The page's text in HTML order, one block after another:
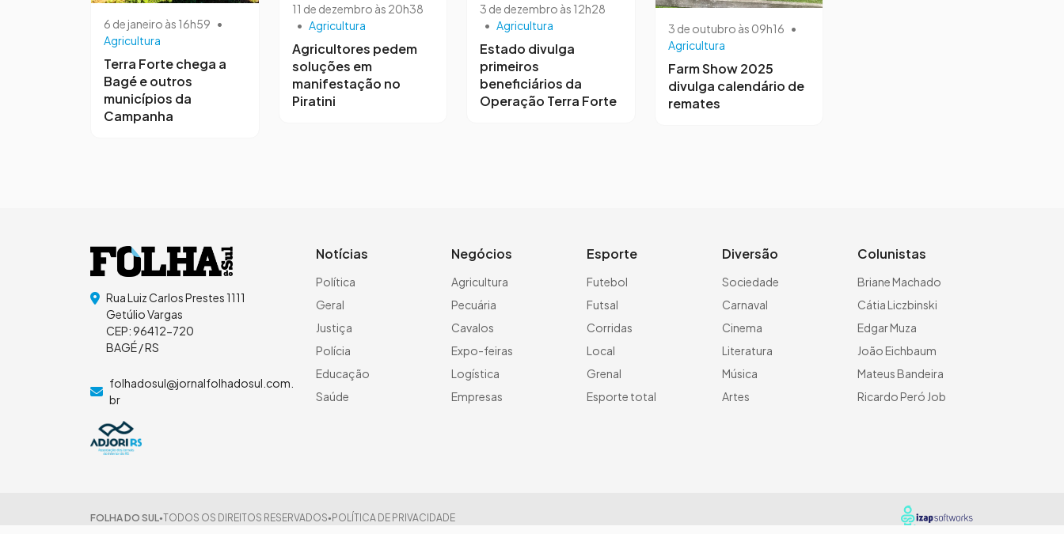
6 de janeiro às 16h59 •
Agricultura
Terra Forte chega a
Bagé e outros
municípios da
Campanha
11 de dezembro às 20h38
• Agricultura
Agricultores pedem
soluções em
manifestação no
Piratini
3 de dezembro às 12h28
• Agricultura
Estado divulga
primeiros
beneficiários da
Operação Terra Forte
3 de outubro às 09h16 •
Agricultura
Farm Show 2025
divulga calendário de
remates
Rua Luiz Carlos Prestes 1111
Getúlio Vargas
CEP: 96412-720
BAGÉ / RS
folhadosul@jornalfolhadosul.com.
br
Notícias
Política
Geral
Justiça
Polícia
Educação
Saúde
Negócios
Agricultura
Pecuária
Cavalos
Expo-feiras
Logística
Empresas
Esporte
Futebol
Futsal
Corridas
Local
Grenal
Esporte total
Diversão
Sociedade
Carnaval
Cinema
Literatura
Música
Artes
Colunistas
Briane Machado
Cátia Liczbinski
Edgar Muza
João Eichbaum
Mateus Bandeira
Ricardo Peró Job
FOLHA DO SUL●TODOS OS DIREITOS RESERVADOS● POLÍTICA DE PRIVACIDADE